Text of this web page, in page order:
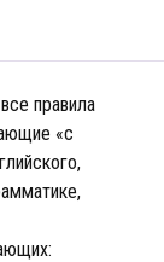
правила
«с